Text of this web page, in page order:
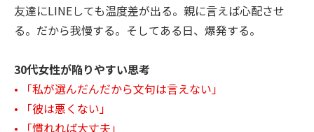
友達にLINEしても温度差が出る。親に言えば心配させ
る。だから我慢する。そしてある日、爆発する。
30代女性が陥りやすい思考
• 「私が選んだんだから文句は言えない」
• 「彼は悪くない」
• 「慣れれば大丈夫」